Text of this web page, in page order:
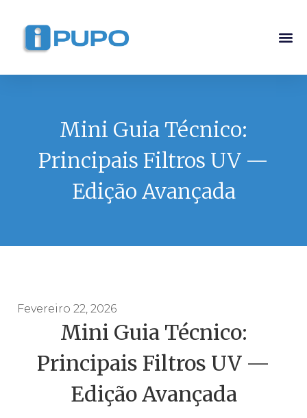
Mini Guia Técnico:
Principais Filtros UV —
Edição Avançada
Fevereiro 22, 2026
Mini Guia Técnico:
Principais Filtros UV —
Edição Avançada